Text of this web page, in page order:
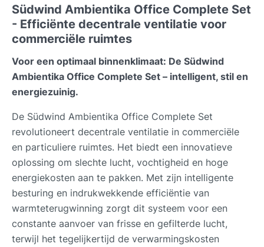
Südwind Ambientika Office Complete Set
- Efficiënte decentrale ventilatie voor
commerciële ruimtes
Voor een optimaal binnenklimaat: De Südwind
Ambientika Office Complete Set – intelligent, stil en
energiezuinig.
De Südwind Ambientika Office Complete Set
revolutioneert decentrale ventilatie in commerciële
en particuliere ruimtes. Het biedt een innovatieve
oplossing om slechte lucht, vochtigheid en hoge
energiekosten aan te pakken. Met zijn intelligente
besturing en indrukwekkende efficiëntie van
warmteterugwinning zorgt dit systeem voor een
constante aanvoer van frisse en gefilterde lucht,
terwijl het tegelijkertijd de verwarmingskosten